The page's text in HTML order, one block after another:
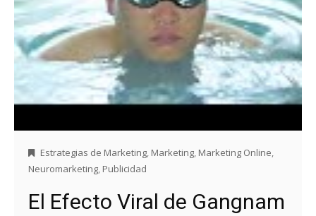
Estrategias de Marketing, Marketing, Marketing Online,
Neuromarketing, Publicidad
El Efecto Viral de Gangnam